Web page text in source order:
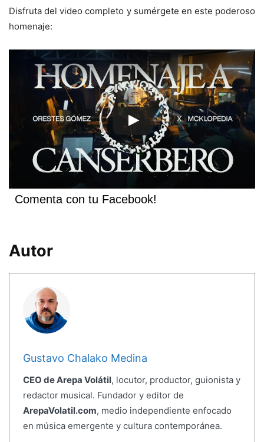
Disfruta del video completo y sumérgete en este poderoso
homenaje:
Comenta con tu Facebook!
Autor
Gustavo Chalako Medina
CEO de Arepa Volátil, locutor, productor, guionista y
redactor musical. Fundador y editor de
ArepaVolatil.com, medio independiente enfocado
en música emergente y cultura contemporánea.